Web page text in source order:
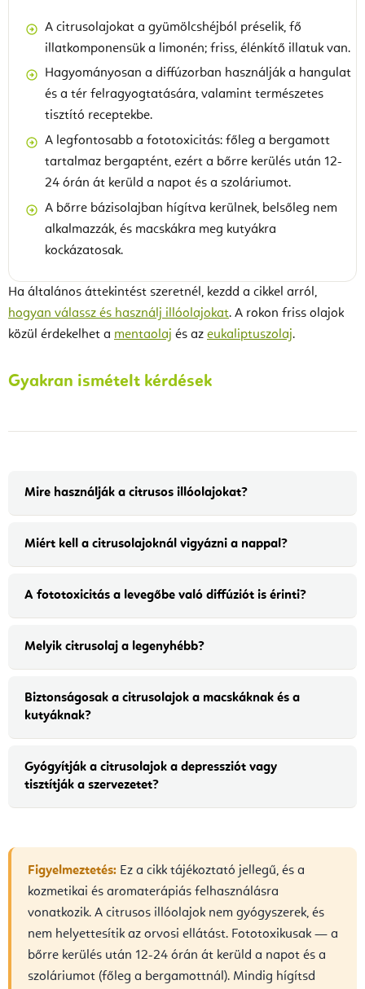
A citrusolajokat a gyümölcshéjból préselik, fő
illatkomponensük a limonén; friss, élénkítő illatuk van.
Hagyományosan a diffúzorban használják a hangulat
és a tér felragyogtatására, valamint természetes
tisztító receptekbe.
A legfontosabb a fototoxicitás: főleg a bergamott
tartalmaz bergaptént, ezért a bőrre kerülés után 12-
24 órán át kerüld a napot és a szoláriumot.
A bőrre bázisolajban hígítva kerülnek, belsőleg nem
alkalmazzák, és macskákra meg kutyákra
kockázatosak.
Ha általános áttekintést szeretnél, kezdd a cikkel arról,
hogyan válassz és használj illóolajokat. A rokon friss olajok
közül érdekelhet a mentaolaj és az eukaliptuszolaj.
Gyakran ismételt kérdések
Mire használják a citrusos illóolajokat?
Miért kell a citrusolajoknál vigyázni a nappal?
A fototoxicitás a levegőbe való diffúziót is érinti?
Melyik citrusolaj a legenyhébb?
Biztonságosak a citrusolajok a macskáknak és a
kutyáknak?
Gyógyítják a citrusolajok a depressziót vagy
tisztítják a szervezetet?
Figyelmeztetés: Ez a cikk tájékoztató jellegű, és a
kozmetikai és aromaterápiás felhasználásra
vonatkozik. A citrusos illóolajok nem gyógyszerek, és
nem helyettesítik az orvosi ellátást. Fototoxikusak — a
bőrre kerülés után 12-24 órán át kerüld a napot és a
szoláriumot (főleg a bergamottnál). Mindig hígítsd